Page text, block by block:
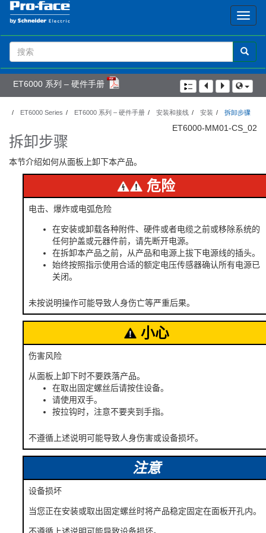
Search
Term
ET6000 系列 – 硬件手册
ET6000 Series ET6000 系列 – 硬件手册 安装和接线 安装 拆卸步骤
ET6000-MM01-CS_02
拆卸步骤
本节介绍如何从面板上卸下本产品。
危险
电击、爆炸或电弧危险
在安装或卸载各种附件、硬件或者电缆之前或移除系统的
任何护盖或元器件前，请先断开电源。
在拆卸本产品之前，从产品和电源上拔下电源线的插头。
始终按照指示使用合适的额定电压传感器确认所有电源已
关闭。
未按说明操作可能导致人身伤亡等严重后果。
小心
伤害风险
从面板上卸下时不要跌落产品。
在取出固定螺丝后请按住设备。
请使用双手。
按拉钩时，注意不要夹到手指。
不遵循上述说明可能导致人身伤害或设备损坏。
注意
设备损坏
当您正在安装或取出固定螺丝时将产品稳定固定在面板开孔内。